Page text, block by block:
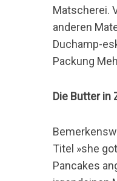
Matscherei.
anderen
Duchamp-
Packung
Die Butter in
Titel »she
Pancakes